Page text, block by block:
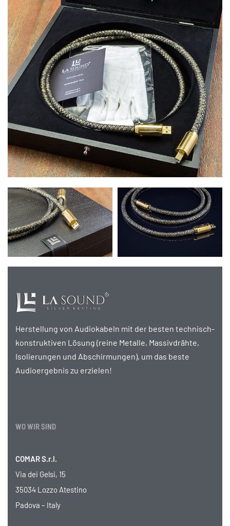
Herstellung von Audiokabeln mit der besten technisch-
konstruktiven Lösung (reine Metalle, Massivdrähte,
Isolierungen und Abschirmungen), um das beste
Audioergebnis zu erzielen!
WO WIR SIND
COMAR S.r.l.
Via dei Gelsi, 15
35034 Lozzo Atestino
Padova – Italy